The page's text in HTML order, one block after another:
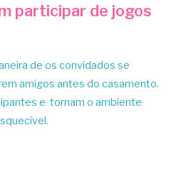
participar de jogos
de os convidados se
amigos antes do casamento.
e tornam o ambiente